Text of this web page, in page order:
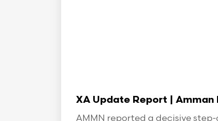
XA Update Report | Amman
AMMN reported a decisive step-